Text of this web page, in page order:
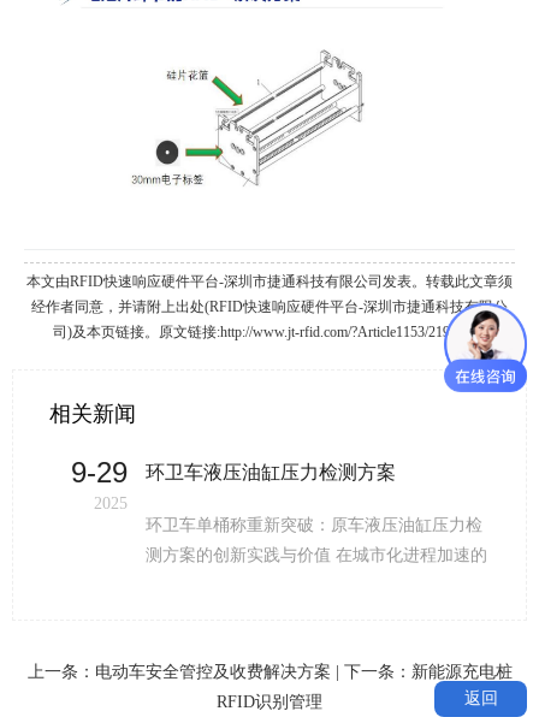
本文由RFID快速响应硬件平台-深圳市捷通科技有限公司发表。转载此文章须
经作者同意，并请附上出处(RFID快速响应硬件平台-深圳市捷通科技有限公
司)及本页链接。原文链接:http://www.jt-rfid.com/?Article1153/2194.html
相关新闻
9-29
2025
环卫车液压油缸压力检测方案
环卫车单桶称重新突破：原车液压油缸压力检
测方案的创新实践与价值 在城市化进程加速的
感器，受温度、湿度等环境因素影响显著，不
仅测量精度欠佳，还需定期维护更换，专业操
上一条： 电动车安全管控及收费解决方案 | 下一条： 新能源充电桩
RFID识别管理
返回